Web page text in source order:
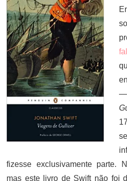
fizesse exclusivamente parte.
mas este livro de Swift não foi